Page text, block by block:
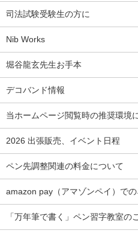
司法試験受験生の方に
Nib Works
堀谷龍玄先生お手本
デコバンド情報
当ホームページ閲覧時の推奨環境
2026 出張販売、イベント日程
ペン先調整関連の料金について
amazon pay（アマゾンペイ）で
「万年筆で書く」ペン習字教室の